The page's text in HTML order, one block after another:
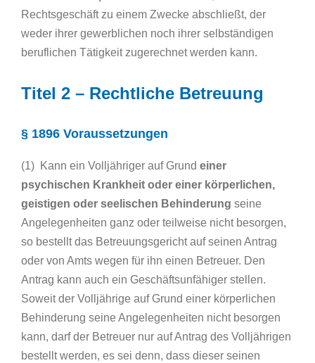
Rechtsgeschäft zu einem Zwecke abschließt, der
weder ihrer gewerblichen noch ihrer selbständigen
beruflichen Tätigkeit zugerechnet werden kann.
Titel 2 – Rechtliche Betreuung
§ 1896 Voraussetzungen
(1) Kann ein Volljähriger auf Grund einer
psychischen Krankheit oder einer körperlichen,
geistigen oder seelischen Behinderung seine
Angelegenheiten ganz oder teilweise nicht besorgen,
so bestellt das Betreuungsgericht auf seinen Antrag
oder von Amts wegen für ihn einen Betreuer. Den
Antrag kann auch ein Geschäftsunfähiger stellen.
Soweit der Volljährige auf Grund einer körperlichen
Behinderung seine Angelegenheiten nicht besorgen
kann, darf der Betreuer nur auf Antrag des Volljährigen
bestellt werden, es sei denn, dass dieser seinen